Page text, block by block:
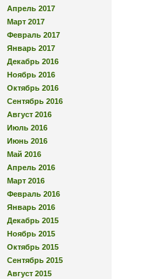
Апрель 2017
Март 2017
Февраль 2017
Январь 2017
Декабрь 2016
Ноябрь 2016
Октябрь 2016
Сентябрь 2016
Август 2016
Июль 2016
Июнь 2016
Май 2016
Апрель 2016
Март 2016
Февраль 2016
Январь 2016
Декабрь 2015
Ноябрь 2015
Октябрь 2015
Сентябрь 2015
Август 2015